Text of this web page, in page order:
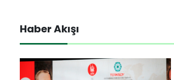
Haber Akışı